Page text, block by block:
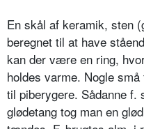
En skål af keramik, sten
beregnet til at have
kan der være en ring,
holdes varme. Nogle
til piberygere. Sådanne f.
glødetang tog man en